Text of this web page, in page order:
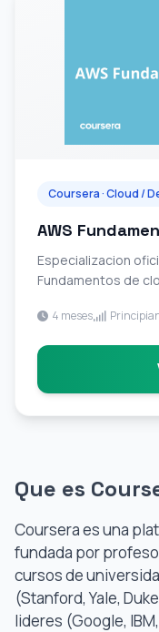
Coursera · Cloud /
AWS
Especializacion
Fundamentos de
4 meses
Que es
Coursera es una
fundada por
cursos de
(Stanford, Yale,
lideres (Google,